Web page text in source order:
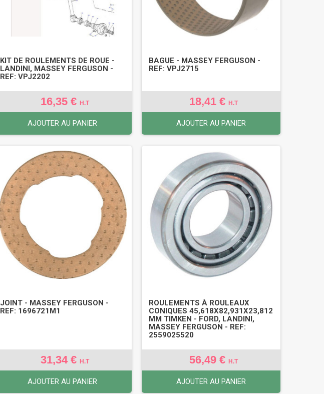
KIT DE ROULEMENTS DE ROUE -
LANDINI, MASSEY FERGUSON -
REF: VPJ2202
16,35 €H.T
AJOUTER AU PANIER
BAGUE - MASSEY FERGUSON -
REF: VPJ2715
18,41 €H.T
AJOUTER AU PANIER
JOINT - MASSEY FERGUSON -
REF: 1696721M1
31,34 €H.T
AJOUTER AU PANIER
ROULEMENTS À ROULEAUX
CONIQUES 45,618X82,931X23,812
MM TIMKEN - FORD, LANDINI,
MASSEY FERGUSON - REF:
2559025520
56,49 €H.T
AJOUTER AU PANIER